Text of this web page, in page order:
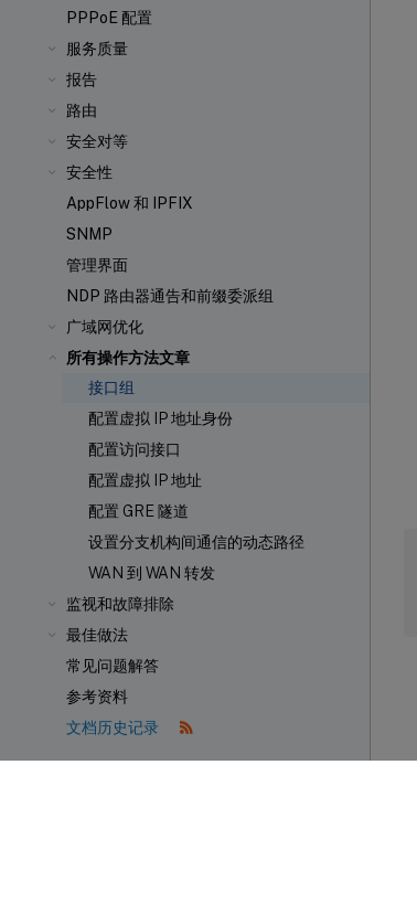
PPPoE 配置
服务质量
报告
路由
安全对等
安全性
AppFlow 和 IPFIX
SNMP
管理界面
NDP 路由器通告和前缀委派组
广域网优化
所有操作方法文章
接口组
配置虚拟 IP 地址身份
配置访问接口
配置虚拟 IP 地址
配置 GRE 隧道
设置分支机构间通信的动态路径
WAN 到 WAN 转发
监视和故障排除
最佳做法
常见问题解答
参考资料
文档历史记录